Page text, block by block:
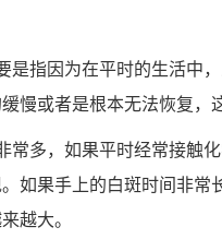
是指因为在平时的生活中
慢或者是根本无法恢复，
常多，如果平时经常接触
如果手上的白斑时间非
越大。